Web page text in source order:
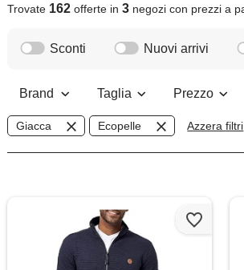
Trovate 162 offerte in3 negozicon prezzi a
Sconti Nuovi arrivi
Brand Taglia Prezzo
Giacca Ecopelle Azzera filtri